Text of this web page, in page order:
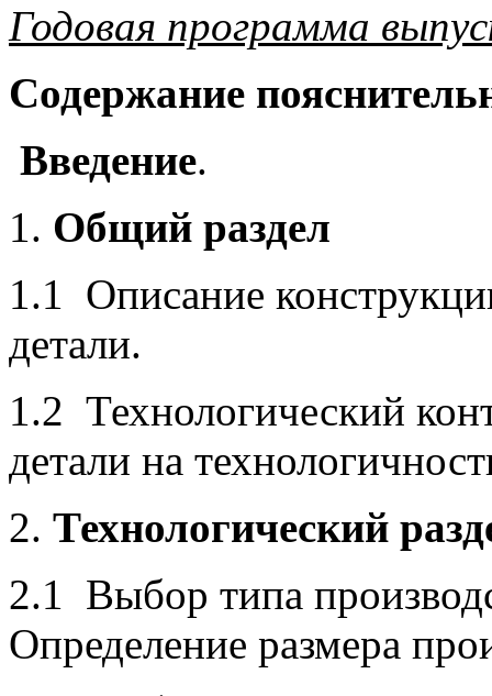
Годовая программа
Содержание
Введение.
Общий раздел
1.1 Описание
детали.
1.2 Технологический
детали на
Технологический
2.1 Выбор типа
Определение размера